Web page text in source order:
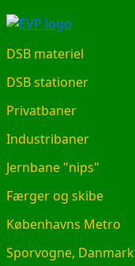
EVP.DK
DSB materiel
DSB stationer
Privatbaner
Industribaner
Jernbane "nips"
Færger og skibe
Københavns Metro
Sporvogne, Danmark